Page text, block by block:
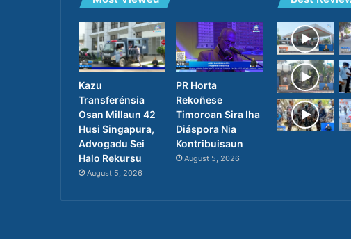
Kazu
Transferénsia
Osan Millaun 42
Husi Singapura,
Advogadu Sei
Halo Rekursu
August 5, 2026
PR Horta
Rekoñese
Timoroan Sira Iha
Diáspora Nia
Kontribuisaun
August 5, 2026